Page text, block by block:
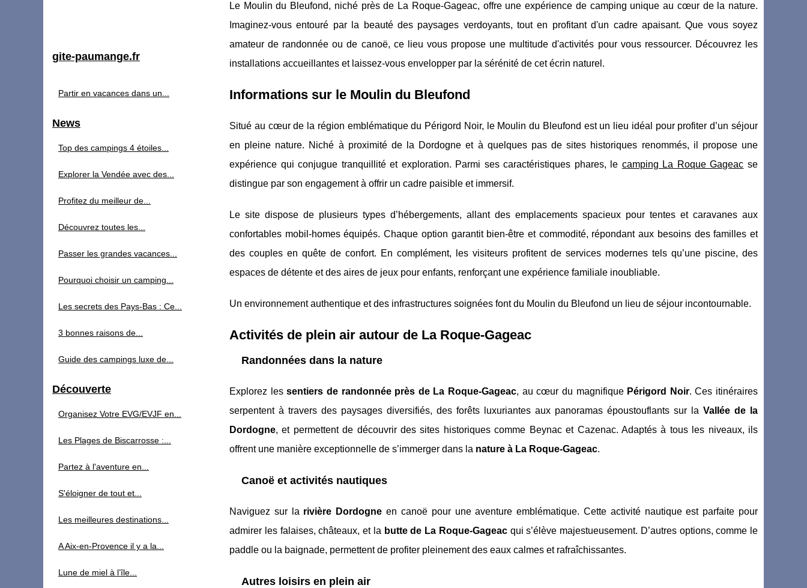
Le Moulin du Bleufond, niché près de La Roque-Gageac, offre une expérience de camping unique au cœur de la nature.
Imaginez-vous entouré par la beauté des paysages verdoyants, tout en profitant d'un cadre apaisant. Que vous soyez
amateur de randonnée ou de canoë, ce lieu vous propose une multitude d'activités pour vous ressourcer. Découvrez les
installations accueillantes et laissez-vous envelopper par la sérénité de cet écrin naturel.
Informations sur le Moulin du Bleufond
Situé au cœur de la région emblématique du Périgord Noir, le Moulin du Bleufond est un lieu idéal pour profiter d’un séjour
en pleine nature. Niché à proximité de
la Dordogne et à quelques pas de sites historiques renommés, il propose une
expérience qui conjugue tranquillité et exploration. Parmi ses caractéristiques phares, le camping La Roque Gageac se
distingue par son engagement à offrir un cadre paisible et immersif.
Le site dispose de plusieurs types d’hébergements, allant des emplacements spacieux pour tentes et caravanes aux
confortables mobil-homes équipés. Chaque option garantit bien-être et commodité, répondant aux besoins des familles et
des couples en quête de confort. En complément, les visiteurs profitent de services modernes tels qu’une piscine, des
espaces de détente et des aires de jeux pour enfants, renforçant une expérience familiale inoubliable.
Un environnement authentique et des infrastructures soignées font du Moulin du Bleufond un lieu de séjour incontournable.
Activités de plein air autour de La Roque-Gageac
Randonnées dans la nature
Explorez lessentiers de randonnée près de La Roque-Gageac, au cœur du magnifique Périgord Noir. Ces itinéraires
serpentent à travers des paysages diversifiés, des forêts luxuriantes aux panoramas époustouflants sur la Vallée de la
Dordogne, et permettent de découvrir des sites historiques comme Beynac et Cazenac. Adaptés à tous les niveaux, ils
offrent une manière exceptionnelle de s’immerger dans la nature à La Roque-Gageac.
Canoë et activités nautiques
Naviguez sur la rivière Dordogne en canoë pour une aventure emblématique. Cette activité nautique est parfaite pour
admirer les falaises, châteaux, et la butte de La Roque-Gageacqui s’élève majestueusement. D’autres options, comme le
paddle ou la baignade, permettent de profiter pleinement des eaux calmes et rafraîchissantes.
Autres loisirs en plein air
gite-paumange.fr
Partir en vacances dans un...
News
Top des campings 4 étoiles...
Explorer la Vendée avec des...
Profitez du meilleur de...
Découvrez toutes les...
Passer les grandes vacances...
Pourquoi choisir un camping...
Les secrets des Pays-Bas : Ce...
3 bonnes raisons de...
Guide des campings luxe de...
Découverte
Organisez Votre EVG/EVJF en...
Les Plages de Biscarrosse :...
Partez à l'aventure en...
S'éloigner de tout et...
Les meilleures destinations...
A Aix-en-Provence il y a la...
Lune de miel à l’île...